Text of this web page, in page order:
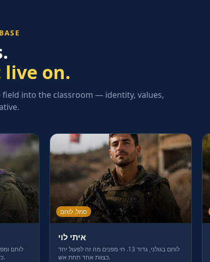
on.
into the classroom — identity, values,
לוחם
כיום מרצה על קבלת החלטות תחת לחץ.
סמל, לוחם
איתי לוי
לוחם בגולני, גדוד 13. חי מפנים מה זה לפעול יחד
כצוות אחד תחת אש.